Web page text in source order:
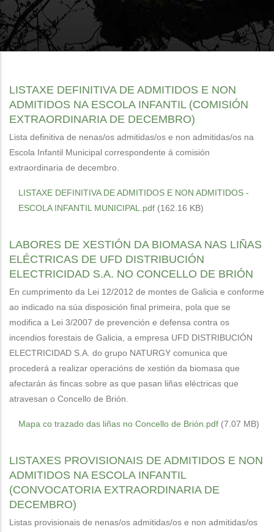
LISTAXE DEFINITIVA DE ADMITIDOS E NON
ADMITIDOS NA ESCOLA INFANTIL (COMISIÓN
EXTRAORDINARIA DE DECEMBRO)
Lista definitiva de nenas/os admitidas/os e non admitidas/os na
Escola Infantil Municipal correspondente á comisión
extraordinaria de decembro.
LISTAXE DEFINITIVA DE ADMITIDOS E NON ADMITIDOS -
ESCOLA INFANTIL MUNICIPAL.pdf (162.16 KB)
LABORES DE XESTIÓN DA BIOMASA NAS LIÑAS
ELÉCTRICAS DE UFD DISTRIBUCIÓN
ELECTRICIDAD S.A. NO CONCELLO DE BRIÓN
En cumprimento da Lei 12/2012 de montes de Galicia e conforme
ao indicado na súa disposición final primeira, pola que se
modifica a Lei 3/2007 de prevención e defensa contra os
incendios forestais de Galicia, a empresa UFD DISTRIBUCIÓN
ELECTRICIDAD S.A. do grupo NATURGY comunica que
procederá a realizar operacións de xestión da biomasa que
afectarán ás fincas sobre as que pasan liñas eléctricas que
atravesan o Concello de Brión.
Mapa co trazado das liñas no Concello de Brión.pdf (7.07 MB)
LISTAXES PROVISIONAIS DE ADMITIDOS E NON
ADMITIDOS NA ESCOLA INFANTIL
(CONVOCATORIA EXTRAORDINARIA DE
DECEMBRO)
Listas provisionais de nenas/os admitidas/os e non admitidas/os